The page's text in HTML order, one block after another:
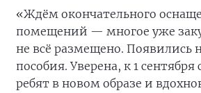
«Ждём окончательного
помещений — многое уже
не всё размещено. Появились
пособия. Уверена, к 1 сентября
ребят в новом образе и